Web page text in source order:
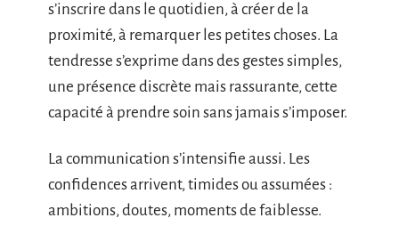
s’inscrire dans le quotidien, à créer de la
proximité, à remarquer les petites choses. La
tendresse s’exprime dans des gestes simples,
une présence discrète mais rassurante, cette
capacité à prendre soin sans jamais s’imposer.
La communication s’intensifie aussi. Les
confidences arrivent, timides ou assumées :
ambitions, doutes, moments de faiblesse.